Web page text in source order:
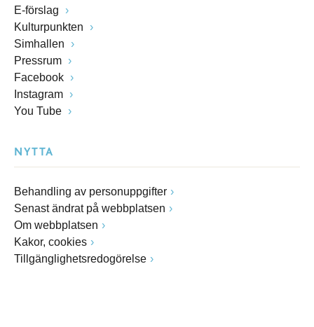
E-förslag
Kulturpunkten
Simhallen
Pressrum
Facebook
Instagram
You Tube
NYTTA
Behandling av personuppgifter
Senast ändrat på webbplatsen
Om webbplatsen
Kakor, cookies
Tillgänglighetsredogörelse